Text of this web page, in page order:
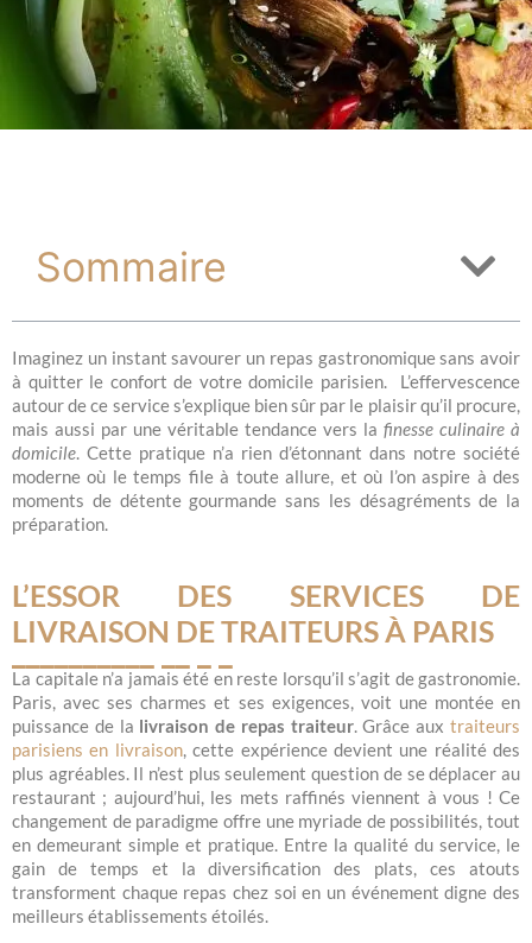
Sommaire
Imaginez un instant savourer un repas gastronomique sans avoir
à quitter le confort de votre domicile parisien. L’effervescence
autour de ce service s’explique bien sûr par le plaisir qu’il procure,
mais aussi par une véritable tendance vers la finesse culinaire à
domicile . Cette pratique n’a rien d’étonnant dans notre société
moderne où le temps file à toute allure, et où l’on aspire à des
moments de détente gourmande sans les désagréments de la
préparation.
L’ESSOR DES SERVICES DE
LIVRAISON DE TRAITEURS À PARIS
La capitale n’a jamais été en reste lorsqu’il s’agit de gastronomie.
Paris, avec ses charmes et ses exigences, voit une montée en
puissance de la livraison de repas traiteur. Grâce auxtraiteurs
parisiens en livraison, cette expérience devient une réalité des
plus agréables. Il n’est plus seulement question de se déplacer au
restaurant ; aujourd’hui, les mets raffinés viennent à vous ! Ce
changement de paradigme offre une myriade de possibilités, tout
en demeurant simple et pratique. Entre la qualité du service, le
gain de temps et la diversification des plats, ces atouts
transforment chaque repas chez soi en un événement digne des
meilleurs établissements étoilés.